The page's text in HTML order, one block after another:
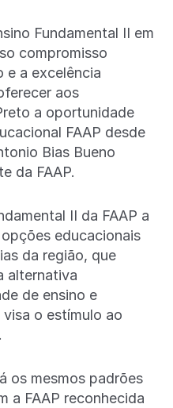
Fundamental II em
compromisso
e a excelência
aos
a oportunidade
FAAP desde
Bias Bueno
da FAAP.
II da FAAP a
educacionais
da região, que
alternativa
de ensino e
o estímulo ao
os mesmos padrões
a FAAP reconhecida